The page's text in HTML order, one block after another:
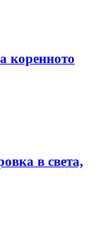
коренното
в света,